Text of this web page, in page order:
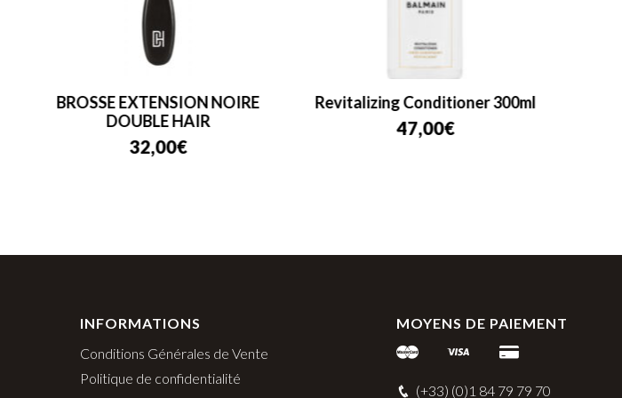
BROSSE EXTENSION NOIRE
DOUBLE HAIR
32,00€
Revitalizing Conditioner 300ml
47,00€
INFORMATIONS
Conditions Générales de Vente
Politique de confidentialité
MOYENS DE PAIEMENT
(+33) (0)1 84 79 79 70